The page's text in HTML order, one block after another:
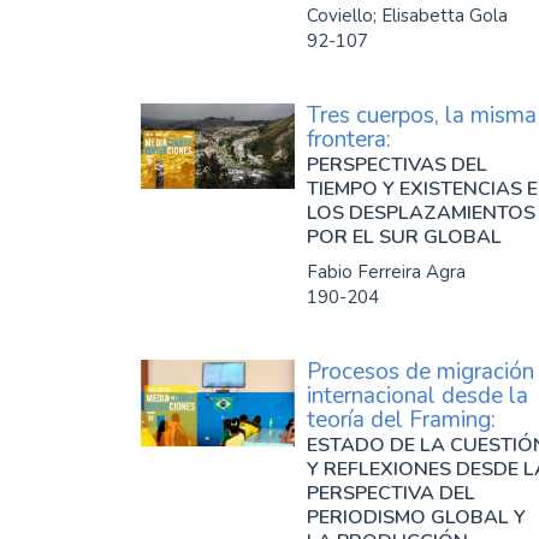
Coviello; Elisabetta Gola
92-107
Tres cuerpos, la misma
frontera:
PERSPECTIVAS DEL
TIEMPO Y EXISTENCIAS
LOS DESPLAZAMIENTOS
POR EL SUR GLOBAL
Fabio Ferreira Agra
190-204
Procesos de migración
internacional desde la
teoría del Framing:
ESTADO DE LA
Y REFLEXIONES DESDE
PERSPECTIVA DEL
PERIODISMO GLOBAL Y